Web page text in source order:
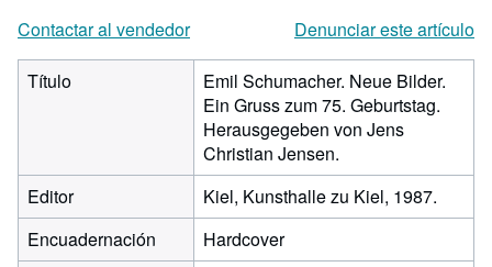
Contactar al vendedor
Denunciar este artículo
Título
Emil Schumacher. Neue Bilder.
Ein Gruss zum 75. Geburtstag.
Herausgegeben von Jens
Christian Jensen.
Editor
Kiel, Kunsthalle zu Kiel, 1987.
Encuadernación
Hardcover